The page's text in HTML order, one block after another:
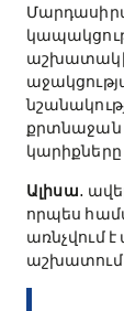
քրտնաջան
Ալիսա․
որպես
առնչվում
աշխատում